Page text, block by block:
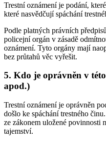
Trestní oznámení je podání,
které nasvědčují spáchání
Podle platných právních
policejní orgán v zásadě
oznámení. Tyto orgány mají
bez průtahů věc vyřešit.
5. Kdo je oprávněn v
apod.)
Trestní oznámení je oprávněn
došlo ke spáchání trestného
ze zákonem uložené povinnosti
tajemství.